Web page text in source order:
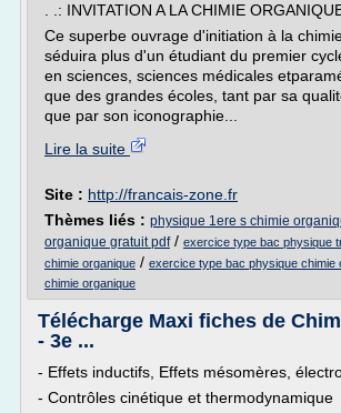
. .: INVITATION A LA CHIMIE ORGANIQUE
Ce superbe ouvrage d'initiation à la
séduira plus d'un étudiant du premier
en sciences, sciences médicales
que des grandes écoles, tant par sa
que par son iconographie...
Lire la suite
Site : http://francais-zone.fr
Thèmes liés : physique 1ere s chimie
organique gratuit pdf/ exercice type bac physique
chimie organique / exercice type bac physique chimie
chimie organique
Télécharge Maxi fiches de
- 3e ...
- Effets inductifs, Effets mésomères,
- Contrôles cinétique et thermodynamique